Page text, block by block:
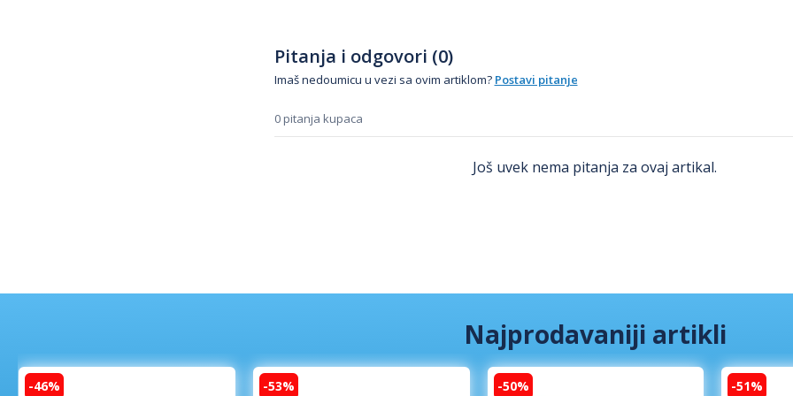
Pitanja i odgovori (0)
Imaš nedoumicu u vezi sa ovim artiklom? Postavi pitanje
0 pitanja kupaca
Još uvek nema pitanja za ovaj artikal.
Najprodavaniji artikli
-46% -53% -50% -51%